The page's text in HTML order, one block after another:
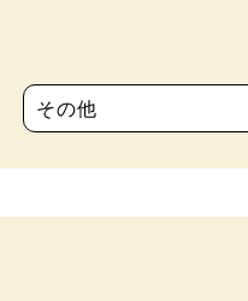
その他